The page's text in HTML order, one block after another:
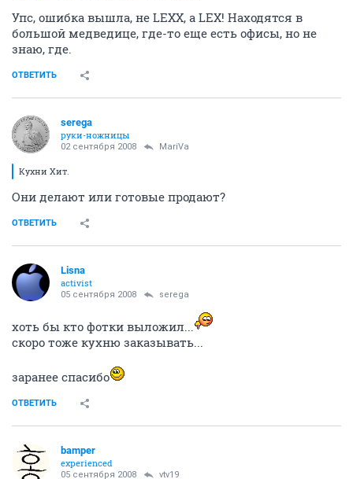
Упс, ошибка вышла, не LEXX, а LEX! Находятся в
большой медведице, где-то еще есть офисы, но не
знаю, где.
ОТВЕТИТЬ
serega
руки-ножницы
02 сентября 2008 MariVa
Кухни Хит.
Они делают или готовые продают?
ОТВЕТИТЬ
Lisna
activist
05 сентября 2008 serega
хоть бы кто фотки выложил...
скоро тоже кухню заказывать...
заранее спасибо
ОТВЕТИТЬ
bamper
experienced
05 сентября 2008 vtv19